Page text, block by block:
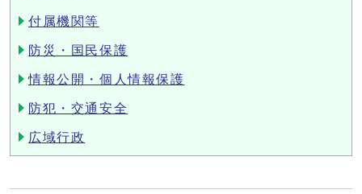
付属機関等
防災・国民保護
情報公開・個人情報保護
防犯・交通安全
広域行政